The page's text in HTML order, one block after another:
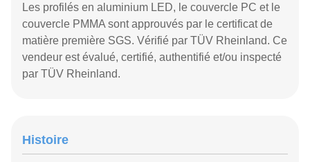
Les profilés en aluminium LED, le couvercle PC et le
couvercle PMMA sont approuvés par le certificat de
matière première SGS. Vérifié par TÜV Rheinland. Ce
vendeur est évalué, certifié, authentifié et/ou inspecté
par TÜV Rheinland.
Histoire